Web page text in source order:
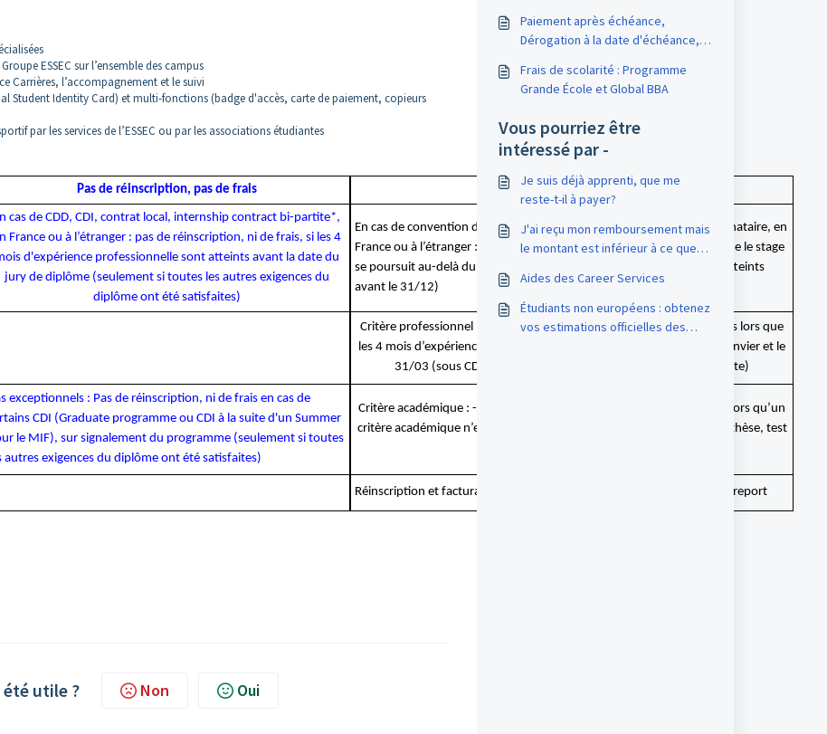
ESSEC sur l’ensemble des campus
Carrières, l’accompagnement et le suivi
Student Identity Card) et multi-fonctions (badge d'accès, carte de paiement, copieurs
par les services de l’ESSEC ou par les associations étudiantes
Pas de réinscription, pas de frais Réinscription et frais à régler
cas de CDD, CDI, contrat local, internship contract bi-partite*,
France ou à l’étranger : pas de réinscription, ni de frais, si les 4
d'expérience professionnelle sont atteints avant la date du
jury de diplôme (seulement si toutes les autres exigences du
diplôme ont été satisfaites)
En cas de convention de stage ESSEC et entreprise dont l'ESSEC est signataire, en
France ou à l’étranger :
réinscription et facturation des frais dès lors que le stage
se poursuit au-delà du 31/12 (même si les 4 mois d'expérience sont atteints
avant le 31/12)
Critère professionnel : -Réinscription et facturation systématiques dès lors que
les 4 mois d’expérience professionnelle sont validés entre le jury de janvier et le
31/03 (sous CDD, CDI, contrat local, internship contract bipartite)
exceptionnels : Pas de réinscription, ni de frais en cas de
CDI (Graduate programme ou CDI à la suite d'un Summer
le MIF), sur signalement du programme (seulement si toutes
autres exigences du diplôme ont été satisfaites)
Critère académique : -Réinscription et facturation systématiques dès lors qu’un
critère académique n’est pas validé lors du jury de janvier : mémoire, thèse, test
Réinscription et facturation systématiques quelle que soit la raison du report
utile ? Non Oui
Paiement après échéance,
Dérogation à la date d'échéance,
Frais de scolarité : Programme
Grande École et Global BBA
Vous pourriez être
intéressé par -
Je suis déjà apprenti, que me
reste-t-il à payer?
J'ai reçu mon remboursement mais
le montant est inférieur à ce que
Aides des Career Services
Étudiants non européens : obtenez
vos estimations officielles des